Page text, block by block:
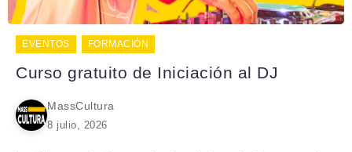
EVENTOS FORMACIÓN
Curso gratuito de Iniciación al DJ
MassCultura
8 julio, 2026